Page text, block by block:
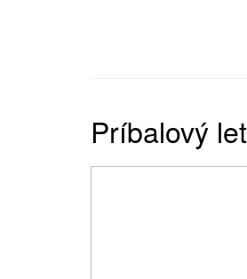
Príbalový